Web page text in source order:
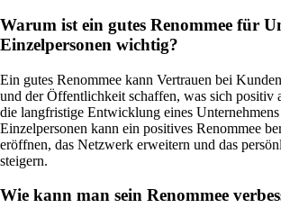
Warum ist ein gutes Renommee für
Einzelpersonen wichtig?
Ein gutes Renommee kann Vertrauen bei
und der Öffentlichkeit schaffen, was sich positiv
die langfristige Entwicklung eines
Einzelpersonen kann ein positives Renommee
eröffnen, das Netzwerk erweitern und das
steigern.
Wie kann man sein Renommee